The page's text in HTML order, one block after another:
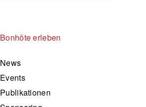
Bonhôte erleben
News
Events
Publikationen